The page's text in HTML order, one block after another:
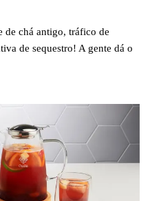
de chá antigo, tráfico de
de sequestro! A gente dá o